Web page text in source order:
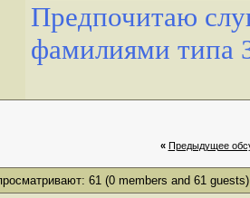
Предпочитаю
фамилиями типа
« Предыдущее
61 (0 members and 61 guests)